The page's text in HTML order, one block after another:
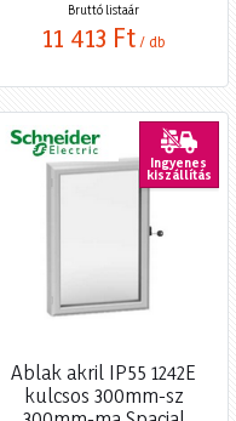
Bruttó listaár
11 413 Ft / db
Ingyenes
kiszállítás
Ablak akril IP55 1242E
kulcsos 300mm-sz